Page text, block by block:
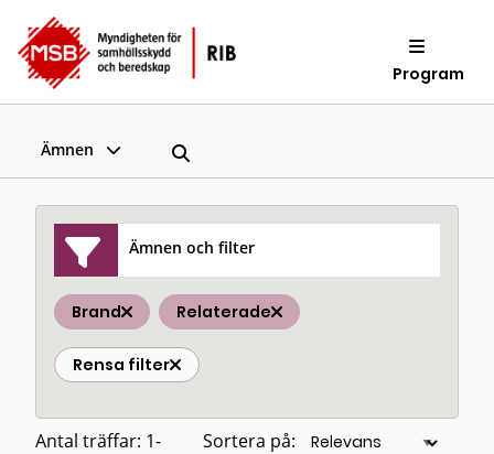
Program
Ämnen
Ämnen och filter
Brand Relaterade
Rensa filter
Antal träffar: 1-
Sortera på: